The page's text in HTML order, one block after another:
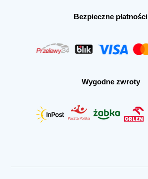
Bezpieczne płatności
Wygodne zwroty